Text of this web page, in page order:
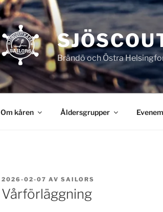
Brändö och Östra
Om kåren Åldersgrupper
PUBLICERAT
2026-02-07 AV SAILORS
Vårförläggning